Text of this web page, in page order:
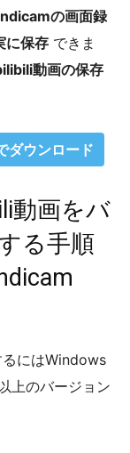
の画面録
に保存 できま
動画の保存
ダウンロード
動画をバ
る手順
にはWindows
上のバージョン